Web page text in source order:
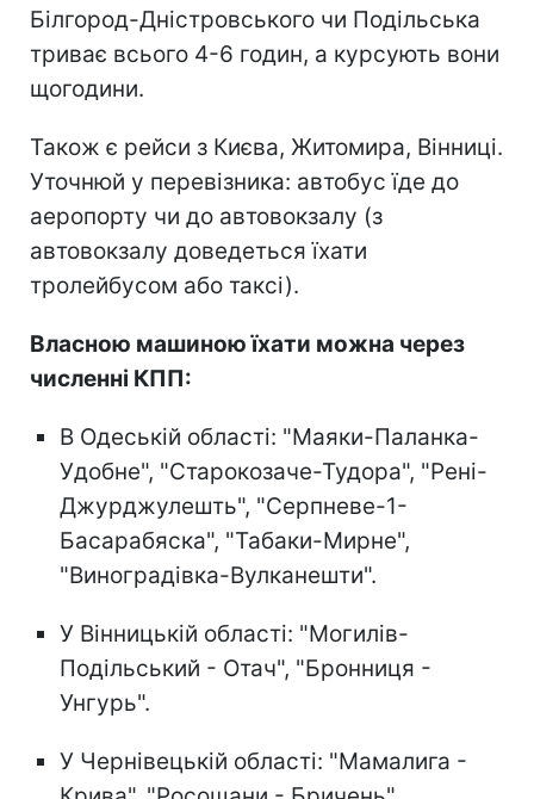
Білгород-Дністровського чи Подільська
триває всього 4-6 годин, а курсують вони
щогодини.
Також є рейси з Києва, Житомира, Вінниці.
Уточнюй у перевізника: автобус їде до
аеропорту чи до автовокзалу (з
автовокзалу доведеться їхати
тролейбусом або таксі).
Власною машиною їхати можна через
численні КПП:
В Одеській області: "Маяки-Паланка-
Удобне", "Старокозаче-Тудора", "Рені-
Джурджулешть", "Серпневе-1-
Басарабяска", "Табаки-Мирне",
"Виноградівка-Вулканешти".
У Вінницькій області: "Могилів-
Подільський - Отач", "Бронниця -
Унгурь".
У Чернівецькій області: "Мамалига -